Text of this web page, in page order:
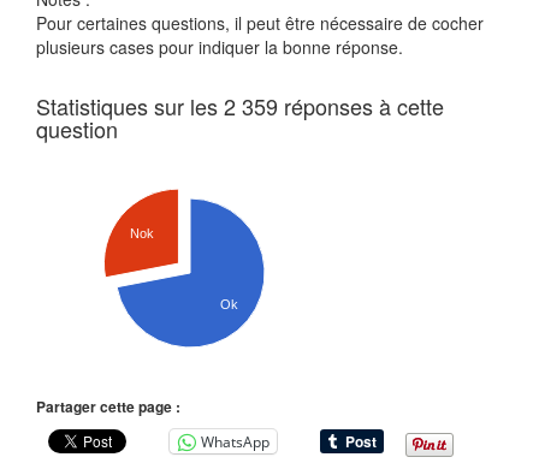
Pour certaines questions, il peut être nécessaire de cocher
plusieurs cases pour indiquer la bonne réponse.
Statistiques sur les 2 359 réponses à cette
question
Nok
Ok
Partager cette page :
WhatsApp